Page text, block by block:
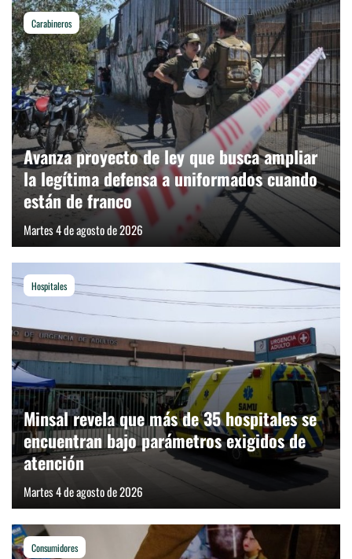
Carabineros
Avanza proyecto de ley que busca ampliar
la legítima defensa a uniformados cuando
están de franco
Martes 4 de agosto de 2026
Hospitales
Minsal revela que más de 35 hospitales se
encuentran bajo parámetros exigidos de
atención
Martes 4 de agosto de 2026
Consumidores